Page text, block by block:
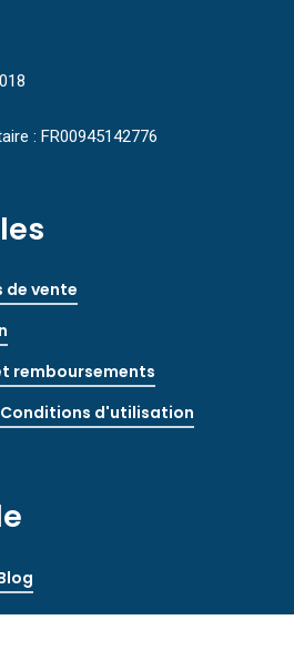
: FR00945142776
de vente
remboursements
Conditions d'utilisation